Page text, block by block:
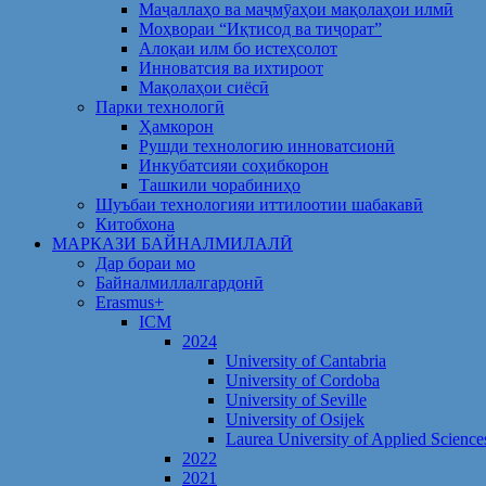
Маҷаллаҳо ва маҷмӯаҳои мақолаҳои илмӣ
Моҳвораи “Иқтисод ва тиҷорат”
Алоқаи илм бо истеҳсолот
Инноватсия ва ихтироот
Мақолаҳои сиёсӣ
Парки технологӣ
Ҳамкорон
Рушди технологию инноватсионӣ
Инкубатсияи соҳибкорон
Ташкили чорабиниҳо
Шуъбаи технологияи иттилоотии шабакавӣ
Китобхона
МАРКАЗИ БАЙНАЛМИЛАЛӢ
Дар бораи мо
Байналмиллалгардонӣ
Erasmus+
ICM
2024
University of Cantabria
University of Cordoba
University of Seville
University of Osijek
Laurea University of Applied
2022
2021